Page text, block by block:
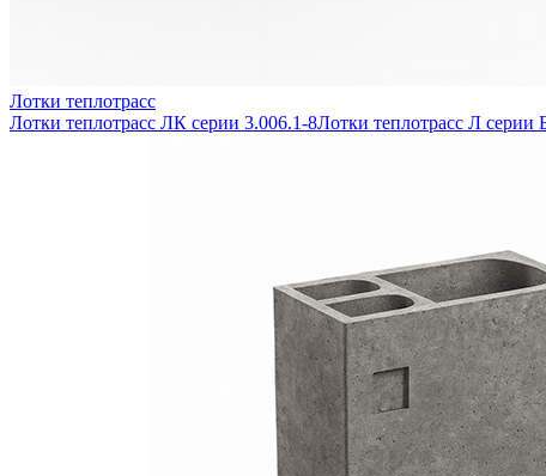
Лотки теплотрасс
Лотки теплотрасс ЛК серии 3.006.1-8Лотки теплотрасс Л серии